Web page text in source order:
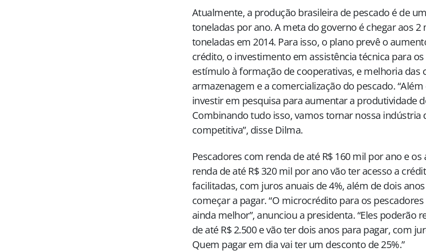
Atualmente, a produção brasileira de pescado é de
toneladas por ano. A meta do governo é chegar aos 2
toneladas em 2014. Para isso, o plano prevê o
crédito, o investimento em assistência técnica para
estímulo à formação de cooperativas, e melhoria das
armazenagem e a comercialização do pescado.
investir em pesquisa para aumentar a produtividade
Combinando tudo isso, vamos tornar nossa indústria
competitiva”, disse Dilma.
Pescadores com renda de até R$ 160 mil por ano e
renda de até R$ 320 mil por ano vão ter acesso a
facilitadas, com juros anuais de 4%, além de dois
começar a pagar. “O microcrédito para os
ainda melhor”, anunciou a presidenta. “Eles poderão
de até R$ 2.500 e vão ter dois anos para pagar, com
Quem pagar em dia vai ter um desconto de 25%.”